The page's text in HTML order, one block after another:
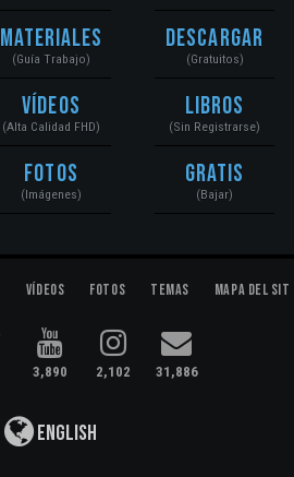
Materiales
(Guía Trabajo)
Vídeos
(Alta Calidad FHD)
Fotos
(Imágenes)
Descargar
(Gratuitos)
Libros
(Sin Registrarse)
Gratis
(Bajar)
Vídeos Fotos Temas Mapa del
3,890 2,102 31,886
English